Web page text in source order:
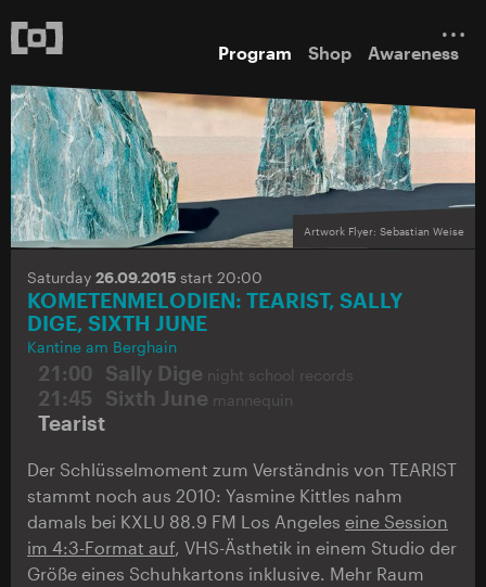
Program Shop Awareness
Artwork Flyer: Sebastian Weise
Saturday 26.09.2015 start 20:00
KOMETENMELODIEN: TEARIST, SALLY
DIGE, SIXTH JUNE
Kantine am Berghain
21:00 Sally Dige night school records
21:45 Sixth June mannequin
Tearist
Der Schlüsselmoment zum Verständnis von TEARIST
stammt noch aus 2010: Yasmine Kittles nahm
damals bei KXLU 88.9 FM Los Angeles eine Session
im 4:3-Format auf , VHS-Ästhetik in einem Studio der
Größe eines Schuhkartons inklusive. Mehr Raum